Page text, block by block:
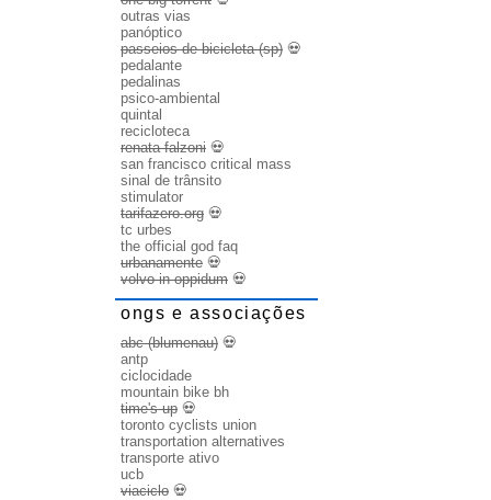
outras vias
panóptico
passeios de bicicleta (sp) 💀
pedalante
pedalinas
psico-ambiental
quintal
recicloteca
renata falzoni 💀
san francisco critical mass
sinal de trânsito
stimulator
tarifazero.org 💀
tc urbes
the official god faq
urbanamente 💀
volvo in oppidum 💀
ongs e associações
abc (blumenau) 💀
antp
ciclocidade
mountain bike bh
time's up 💀
toronto cyclists union
transportation alternatives
transporte ativo
ucb
viaciclo 💀